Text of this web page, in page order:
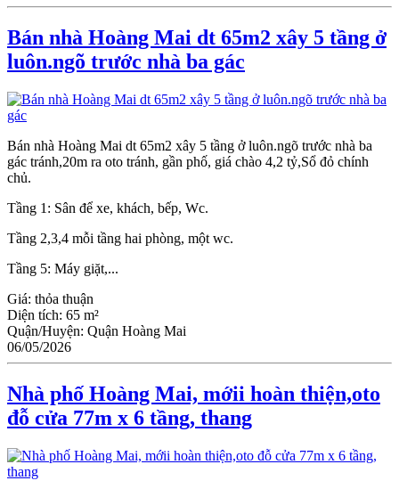
Bán nhà Hoàng Mai dt 65m2 xây 5 tầng ở
luôn.ngõ trước nhà ba gác
Bán nhà Hoàng Mai dt 65m2 xây 5 tầng ở luôn.ngõ trước nhà ba
gác tránh,20m ra oto tránh, gần phố, giá chào 4,2 tỷ,Sổ đỏ chính
chủ.
Tầng 1: Sân để xe, khách, bếp, Wc.
Tầng 2,3,4 mỗi tầng hai phòng, một wc.
Tầng 5: Máy giặt,...
Giá: thỏa thuận
Diện tích: 65 m²
Quận/Huyện: Quận Hoàng Mai
06/05/2026
Nhà phố Hoàng Mai, mớii hoàn thiện,oto
đỗ cửa 77m x 6 tầng, thang